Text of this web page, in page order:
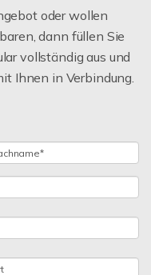
oder wollen
dann füllen Sie
vollständig aus und
Ihnen in Verbindung.